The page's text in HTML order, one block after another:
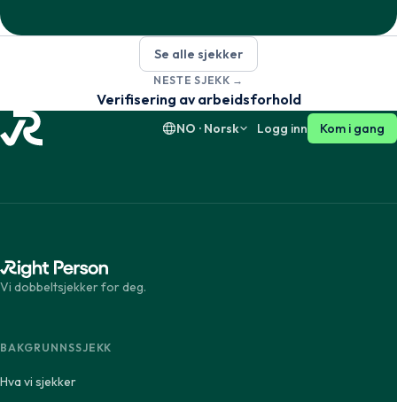
Se alle sjekker
NESTE SJEKK →
Verifisering av arbeidsforhold
NO · Norsk
English
Logg inn Kom i gang
Vi dobbeltsjekker for deg.
BAKGRUNNSSJEKK
Hva vi sjekker